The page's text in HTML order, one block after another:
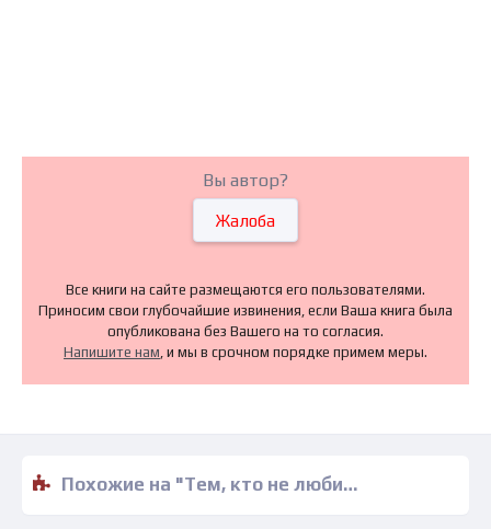
Вы автор?
Жалоба
Все книги на сайте размещаются его пользователями.
Приносим свои глубочайшие извинения, если Ваша книга была
опубликована без Вашего на то согласия.
Напишите нам , и мы в срочном порядке примем меры.
Похожие на "Тем, кто не любит - Ирина Степановская" книги читать бесплатно полные версии